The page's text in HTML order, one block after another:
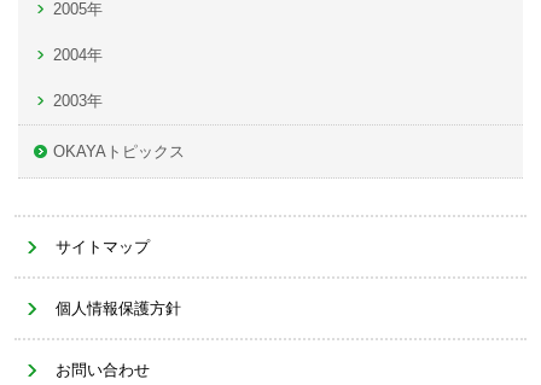
2005年
2004年
2003年
OKAYAトピックス
サイトマップ
個人情報保護方針
お問い合わせ